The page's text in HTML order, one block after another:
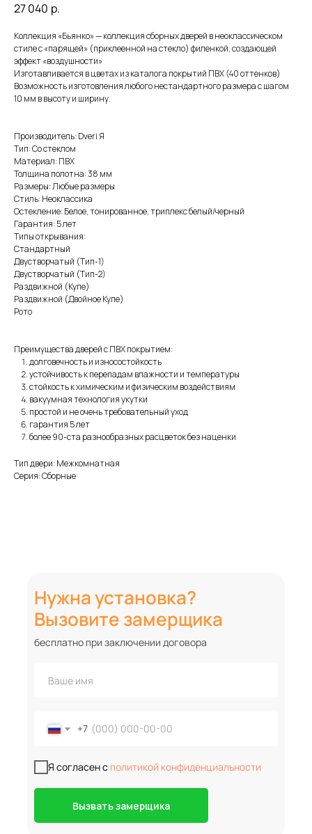
27 040 р.
Коллекция «Бьянко» — коллекция сборных дверей в неоклассическом
стиле с «парящей» (приклеенной на стекло) филенкой, создающей
эффект «воздушности»
Изготавливается в цветах из каталога покрытий ПВХ (40 оттенков)
Возможность изготовления любого нестандартного размера с шагом
10 мм в высоту и ширину.
Производитель: Dveri Я
Тип: Со стеклом
Материал: ПВХ
Толщина полотна: 38 мм
Размеры: Любые размеры
Стиль: Неоклассика
Остекление: Белое, тонированное, триплекс белый/черный
Гарантия: 5 лет
Типы открывания:
Стандартный
Двустворчатый (Тип-1)
Двустворчатый (Тип-2)
Раздвижной (Купе)
Раздвижной (Двойное Купе)
Рото
Преимущества дверей с ПВХ покрытием:
долговечность и износостойкость
устойчивость к перепадам влажности и температуры
стойкость к химическим и физическим воздействиям
вакуумная технология укутки
простой и не очень требовательный уход
гарантия 5 лет
более 90-ста разнообразных расцветок без наценки
Тип двери: Межкомнатная
Серия: Сборные
Нужна установка?
Вызовите замерщика
+7
Я согласен с политикой конфиденциальности
Вызвать замерщика
бесплатно при заключении договора